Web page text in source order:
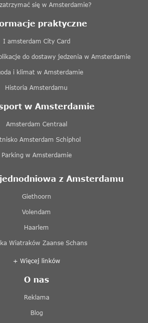
się w Amsterdamie?
praktyczne
I amsterdam City Card
do dostawy jedzenia w Amsterdamie
i klimat w Amsterdamie
Historia Amsterdamu
w Amsterdamie
Amsterdam Centraal
Amsterdam Schiphol
Parking w Amsterdamie
z Amsterdamu
Giethoorn
Volendam
Haarlem
Wiatraków Zaanse Schans
+ Więcej linków
O nas
Reklama
Blog